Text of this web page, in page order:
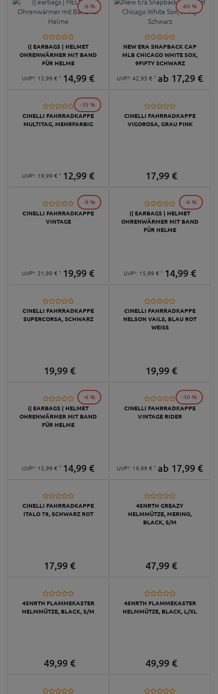
(( EARBAGS | HELMET
OHRENWÄRMER MIT BAND
FÜR HELME
UVP¹: 15, 99 € 1 14,99€
-6 %
NEW ERA SNAPBACK CAP
MLB CHICAGO WHITE SOX,
9FIFTY SCHWARZ
UVP¹: 42, 95 € 1 ab 17,29€
-60 %
CINELLI FAHRRADKAPPE
MULTITAG, MEHRFARBIG
UVP¹: 19, 99 € 1 12,99€
-35 %
CINELLI FAHRRADKAPPE
VIGOROSA, GRAU PINK
17,99€
CINELLI FAHRRADKAPPE
VINTAGE
UVP¹: 21, 99 € 1 19,99€
-9 %
(( EARBAGS | HELMET
OHRENWÄRMER MIT BAND
FÜR HELME
UVP¹: 15, 99 € 1 14,99€
-6 %
CINELLI FAHRRADKAPPE
SUPERCORSA, SCHWARZ
19,99€
CINELLI FAHRRADKAPPE
NELSON VAILS, BLAU ROT
WEISS
19,99€
(( EARBAGS | HELMET
OHRENWÄRMER MIT BAND
FÜR HELME
UVP¹: 15, 99 € 1 14,99€
-6 %
CINELLI FAHRRADKAPPE
VINTAGE RIDER
UVP¹: 19, 99 € 1 ab 17,99€
-10 %
CINELLI FAHRRADKAPPE
ITALO 79, SCHWARZ ROT
17,99€
45NRTH GREAZY
HELMMÜTZE, MERINO,
BLACK, S/M
47,99€
45NRTH FLAMMEKASTER
HELMMÜTZE, BLACK, S/M
49,99€
45NRTH FLAMMEKASTER
HELMMÜTZE, BLACK, L/XL
49,99€